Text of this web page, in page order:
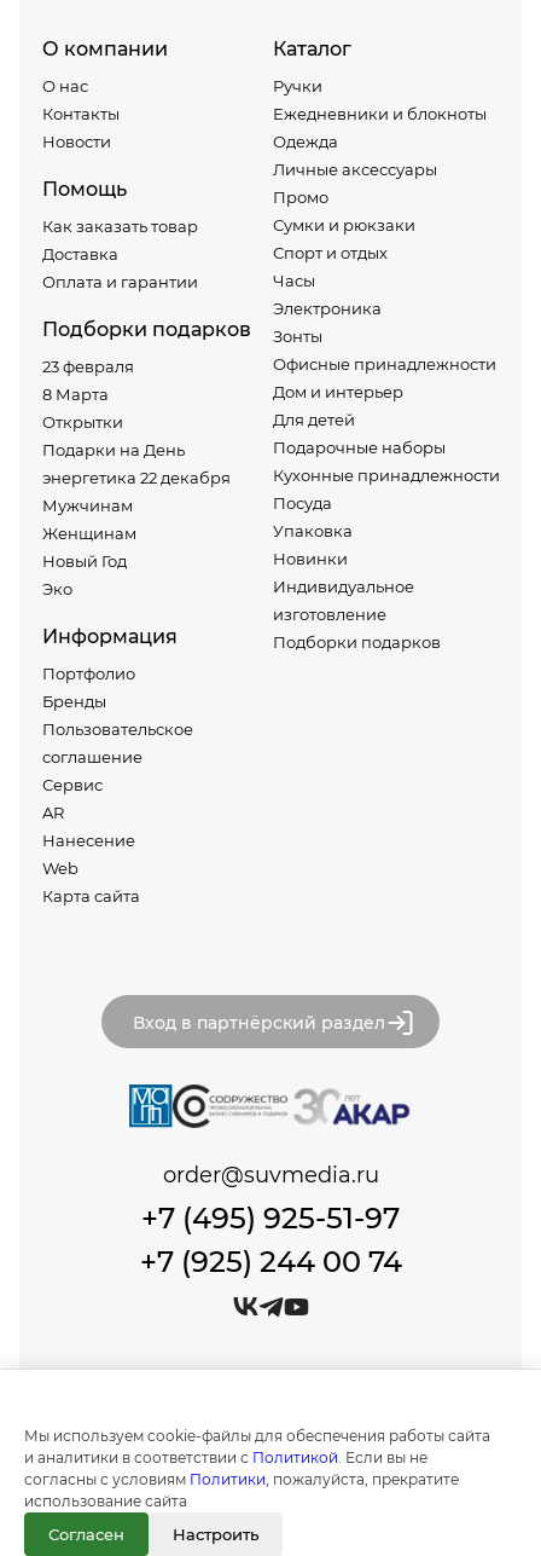
О компании
О нас
Контакты
Новости
Помощь
Как заказать товар
Доставка
Оплата и гарантии
Подборки подарков
23 февраля
8 Марта
Открытки
Подарки на День
энергетика 22 декабря
Мужчинам
Женщинам
Новый Год
Эко
Информация
Портфолио
Бренды
Пользовательское
соглашение
Сервис
AR
Нанесение
Web
Карта сайта
Каталог
Ручки
Ежедневники и блокноты
Одежда
Личные аксессуары
Промо
Сумки и рюкзаки
Спорт и отдых
Часы
Электроника
Зонты
Офисные принадлежности
Дом и интерьер
Для детей
Подарочные наборы
Кухонные принадлежности
Посуда
Упаковка
Новинки
Индивидуальное
изготовление
Подборки подарков
Вход в партнёрский раздел
+7 (495) 925-51-97
+7 (925) 244 00 74
order@suvmedia.ru
Политика обработки персональных данных
Создание и продвижение сайтов в
Москве "IT Expert Group"
Информация на сайте носит ознакомительный
характер и не является публичной офертой, как
Мы используем cookie-файлы для обеспечения работы сайта
и аналитики в соответствии с Политикой . Если вы не
согласны с условиям Политики , пожалуйста, прекратите
использование сайта
Согласен Настроить